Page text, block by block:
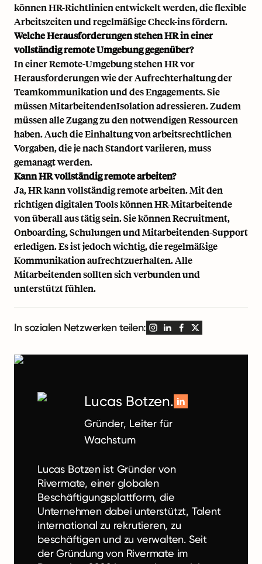
können HR-Richtlinien entwickelt werden, die flexible
Arbeitszeiten und regelmäßige Check-ins fördern.
Welche Herausforderungen stehen HR in einer
vollständig remote Umgebung gegenüber?
In einer Remote-Umgebung stehen HR vor
Herausforderungen wie der Aufrechterhaltung der
Teamkommunikation und des Engagements. Sie
müssen MitarbeitendenIsolation adressieren. Zudem
müssen alle Zugang zu den notwendigen Ressourcen
haben. Auch die Einhaltung von arbeitsrechtlichen
Vorgaben, die je nach Standort variieren, muss
gemanagt werden.
Kann HR vollständig remote arbeiten?
Ja, HR kann vollständig remote arbeiten. Mit den
richtigen digitalen Tools können HR-Mitarbeitende
von überall aus tätig sein. Sie können Recruitment,
Onboarding, Schulungen und Mitarbeitenden-Support
erledigen. Es ist jedoch wichtig, die regelmäßige
Kommunikation aufrechtzuerhalten. Alle
Mitarbeitenden sollten sich verbunden und
unterstützt fühlen.
In sozialen Netzwerken teilen:
Lucas Botzen.
Gründer, Leiter für
Wachstum
Lucas Botzen ist Gründer von
Rivermate, einer globalen
Beschäftigungsplattform, die
Unternehmen dabei unterstützt, Talent
international zu rekrutieren, zu
beschäftigen und zu verwalten. Seit
der Gründung von Rivermate im